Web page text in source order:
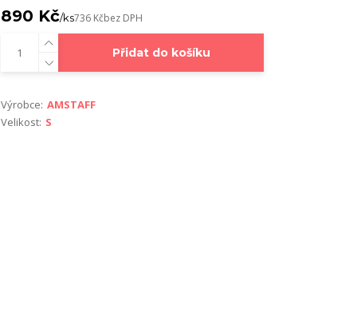
890 Kč/ks736 Kčbez DPH
Přidat do košíku
Výrobce: AMSTAFF
Velikost: S